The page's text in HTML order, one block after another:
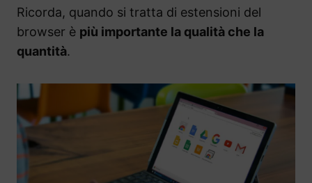
Ricorda, quando si tratta di estensioni del
browser è più importante la qualità che la
quantità.